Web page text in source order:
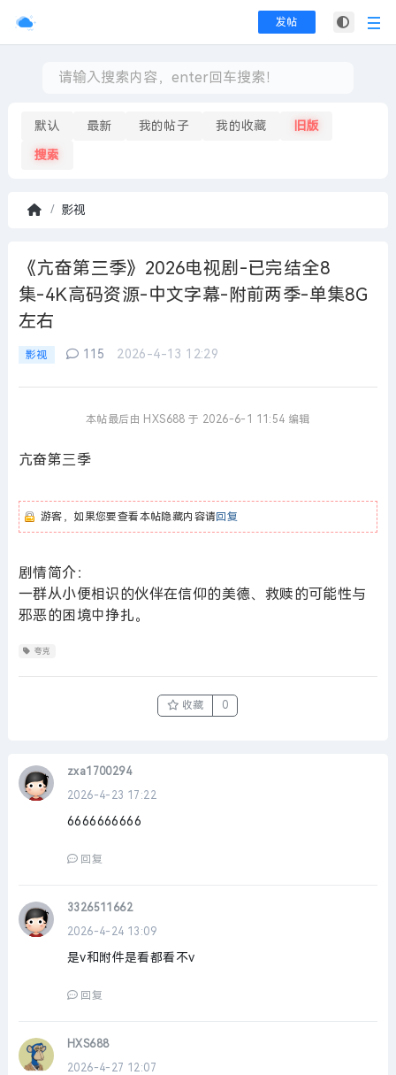
发帖
默认 最新 我的帖子 我的收藏 旧版
搜索
页
影视
《亢奋第三季》2026电视剧-已完结全8
集-4K高码资源-中文字幕-附前两季-单集8G
左右
影视 115 2026-4-13 12:29
本帖最后由 HXS688 于 2026-6-1 11:54 编辑
亢奋第三季
游客，如果您要查看本帖隐藏内容请回复
剧情简介：
一群从小便相识的伙伴在信仰的美德、救赎的可能性与
邪恶的困境中挣扎。
夸克
收藏 0
zxa1700294
2026-4-23 17:22
6666666666
回复
3326511662
2026-4-24 13:09
是v和附件是看都看不v
回复
HXS688
2026-4-27 12:07